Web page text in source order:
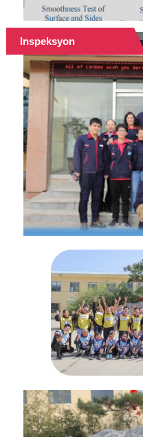
Inspeksyon